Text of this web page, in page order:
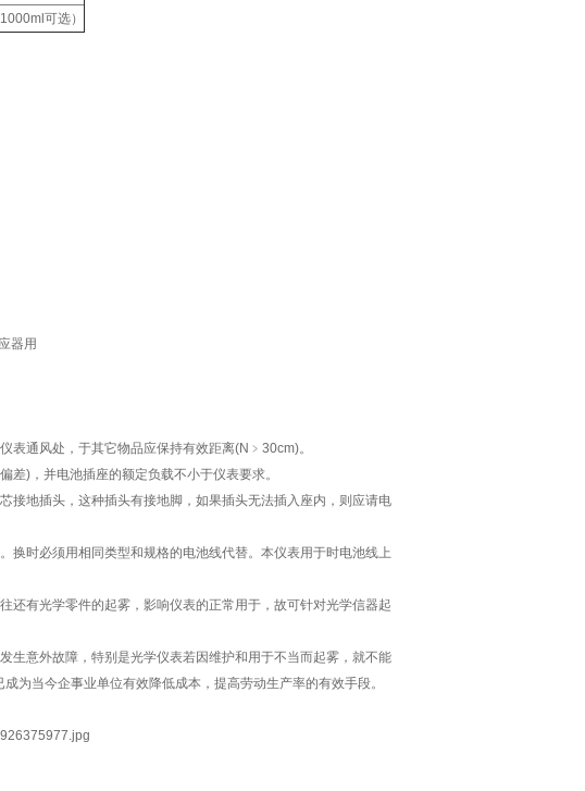
可选）
器用
表通风处，于其它物品应保持有效距离(N﹥30cm)。
)，并电池插座的额定负载不小于仪表要求。
接地插头，这种插头有接地脚，如果插头无法插入座内，则应请电
换时必须用相同类型和规格的电池线代替。本仪表用于时电池线上
还有光学零件的起雾，影响仪表的正常用于，故可针对光学信器起
生意外故障，特别是光学仪表若因维护和用于不当而起雾，就不能
为当今企事业单位有效降低成本，提高劳动生产率的有效手段。